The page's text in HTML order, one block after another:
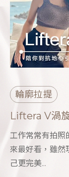
輪廓拉提
Liftera V渦
工作常常有拍照
來最好看，雖然
己更完美...